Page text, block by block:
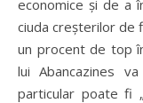
economice și de a
ciuda creșterilor de
un procent de top
lui Abancazines
particular poate fi